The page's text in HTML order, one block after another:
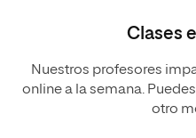
Clases
Nuestros profesores
online a la semana.
otro